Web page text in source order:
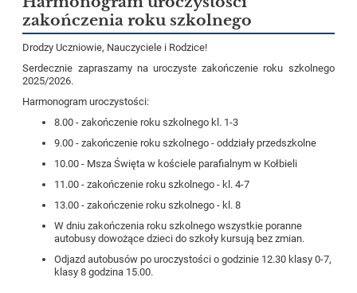
zakończenia roku szkolnego
Drodzy Uczniowie, Nauczyciele i Rodzice!
Serdecznie zapraszamy na uroczyste zakończenie roku szkolnego
2025/2026.
Harmonogram uroczystości:
8.00 - zakończenie roku szkolnego kl. 1-3
9.00 - zakończenie roku szkolnego - oddziały przedszkolne
10.00 - Msza Święta w kościele parafialnym w Kołbieli
11.00 - zakończenie roku szkolnego - kl. 4-7
13.00 - zakończenie roku szkolnego - kl. 8
W dniu zakończenia roku szkolnego wszystkie poranne
autobusy dowożące dzieci do szkoły kursują bez zmian.
Odjazd autobusów po uroczystości o godzinie 12.30 klasy 0-7,
klasy 8 godzina 15.00.